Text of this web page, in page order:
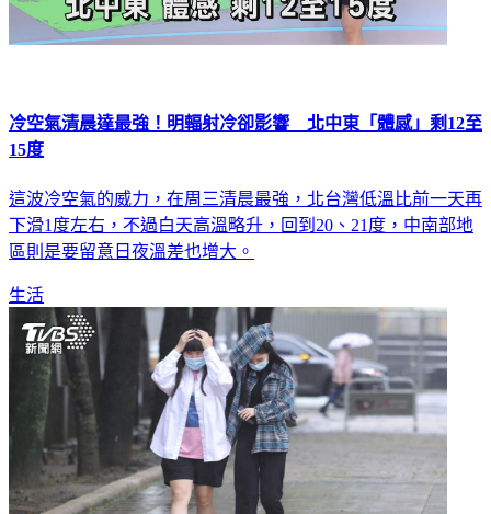
冷空氣清晨達最強！明輻射冷卻影響 北中東「體感」剩12至
15度
這波冷空氣的威力，在周三清晨最強，北台灣低溫比前一天再
下滑1度左右，不過白天高溫略升，回到20、21度，中南部地
區則是要留意日夜溫差也增大。
生活